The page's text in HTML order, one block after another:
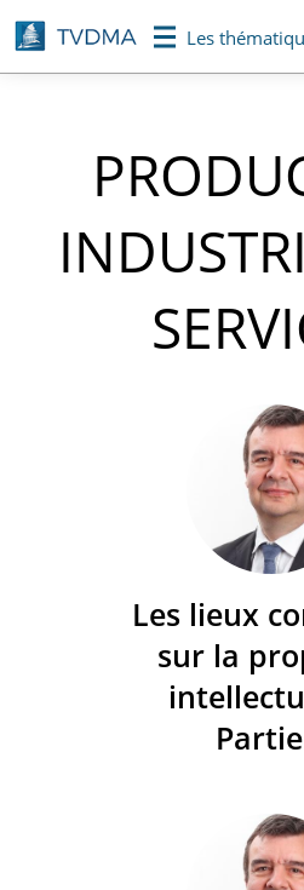
Aller
au
contenu
Les
Les lieux
sur la